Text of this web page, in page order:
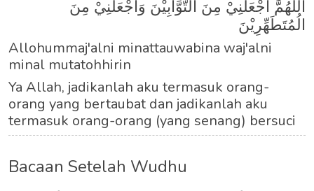
اَللَّهُمَّ اجْعَلْنِيْ مِنَ التَّوَّابِيْنَ وَاجْعَلْنِيْ مِنَ
الُمُتَطَهِّرِيْنَ
Allohummaj'alni minattauwabina waj'alni
minal mutatohhirin
Ya Allah, jadikanlah aku termasuk orang-
orang yang bertaubat dan jadikanlah aku
termasuk orang-orang (yang senang) bersuci
Bacaan Setelah Wudhu